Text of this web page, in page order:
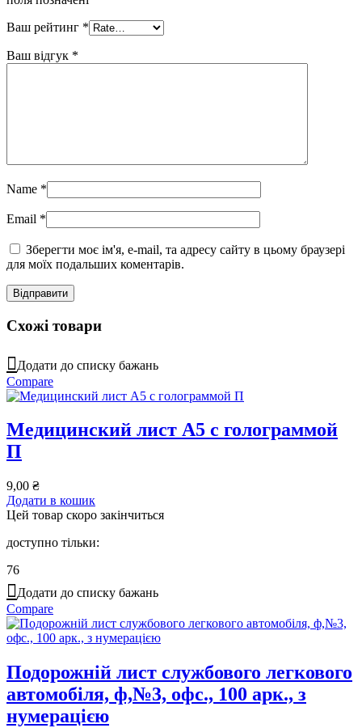
Ваш рейтинг *
Ваш відгук *
Name *
Email *
Зберегти моє ім'я, e-mail, та адресу сайту в цьому браузері
для моїх подальших коментарів.
Схожі товари
Додати до списку бажань
Compare
Медицинский лист А5 с голограммой
П
9,00 ₴
Додати в кошик
Цей товар скоро закінчиться
доступно тільки:
76
Додати до списку бажань
Compare
Подорожній лист службового легкового
автомобіля, ф,№3, офс., 100 арк., з
нумерацією